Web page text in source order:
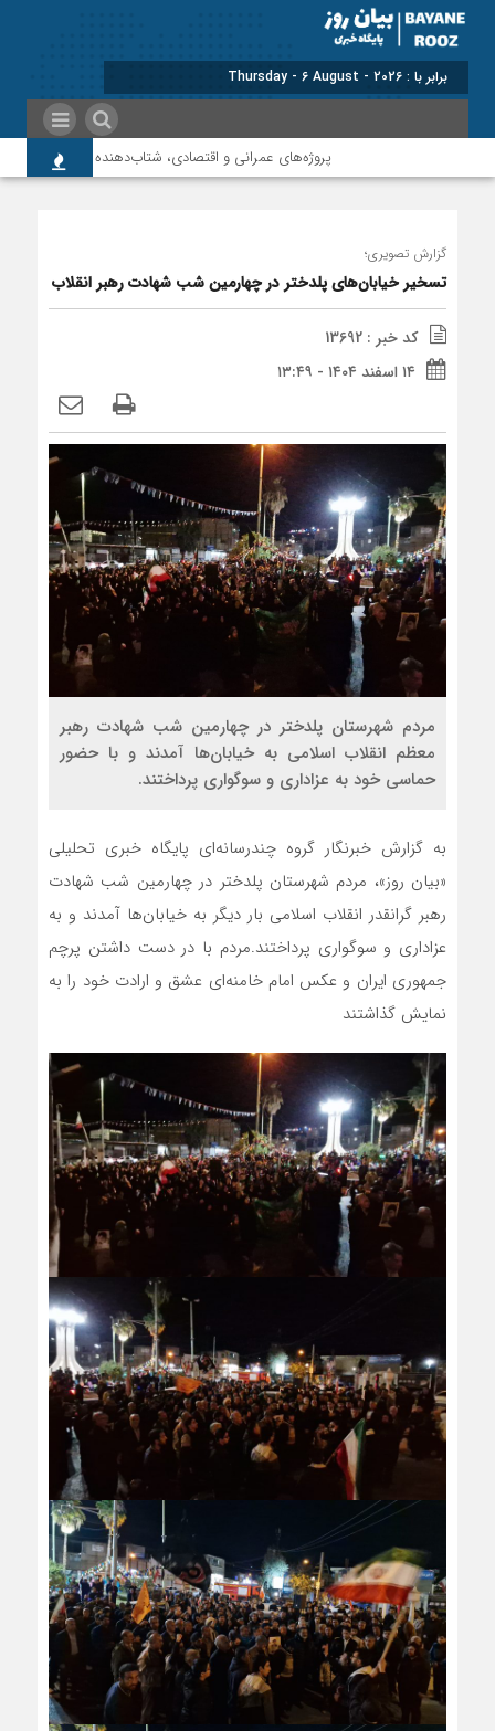
برابر با : Thursday - 6 August - 2026
پروژه‌های عمرانی و اقتصادی، شتاب‌دهنده توسعه پلدختر هستند
گزارش تصویری؛
تسخیر خیابان‌های پلدختر در چهارمین شب شهادت رهبر انقلاب
کد خبر : 13692
۱۴ اسفند ۱۴۰۴ - ۱۳:۴۹
مردم شهرستان پلدختر در چهارمین شب شهادت رهبر
معظم انقلاب اسلامی به خیابان‌ها آمدند و با حضور
حماسی خود به عزاداری و سوگواری پرداختند.
به گزارش خبرنگار گروه چندرسانه‌ای پایگاه خبری تحلیلی
«بیان روز»، مردم شهرستان پلدختر در چهارمین شب شهادت
رهبر گرانقدر انقلاب اسلامی بار دیگر به خیابان‌ها آمدند و به
عزاداری و سوگواری پرداختند.مردم با در دست داشتن پرچم
جمهوری ایران و عکس امام خامنه‌ای عشق و ارادت خود را به
نمایش گذاشتند